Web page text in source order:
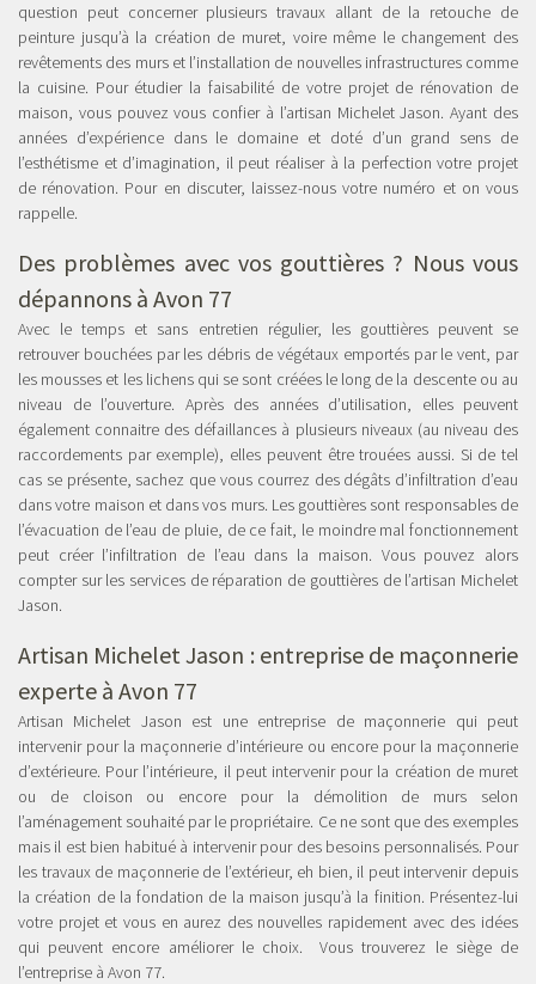
question peut concerner plusieurs travaux allant de la retouche de
peinture jusqu’à la création de muret, voire même le changement des
revêtements des murs et l’installation de nouvelles infrastructures comme
la cuisine. Pour étudier la faisabilité de votre projet de rénovation de
maison, vous pouvez vous confier à l’artisan Michelet Jason. Ayant des
années d’expérience dans le domaine et doté d’un grand sens de
l’esthétisme et d’imagination, il peut réaliser à la perfection votre projet
de rénovation. Pour en discuter, laissez-nous votre numéro et on vous
rappelle.
Des problèmes avec vos gouttières ? Nous vous
dépannons à Avon 77
Avec le temps et sans entretien régulier, les gouttières peuvent se
retrouver bouchées par les débris de végétaux emportés par le vent, par
les mousses et les lichens qui se sont créées le long de la descente ou au
niveau de l’ouverture. Après des années d’utilisation, elles peuvent
également connaitre des défaillances à plusieurs niveaux (au niveau des
raccordements par exemple), elles peuvent être trouées aussi. Si de tel
cas se présente, sachez que vous courrez des dégâts d’infiltration d’eau
dans votre maison et dans vos murs. Les gouttières sont responsables de
l’évacuation de l’eau de pluie, de ce fait, le moindre mal fonctionnement
peut créer l’infiltration de l’eau dans la maison. Vous pouvez alors
compter sur les services de réparation de gouttières de l’artisan Michelet
Jason.
Artisan Michelet Jason : entreprise de maçonnerie
experte à Avon 77
Artisan Michelet Jason est une entreprise de maçonnerie qui peut
intervenir pour la maçonnerie d’intérieure ou encore pour la maçonnerie
d’extérieure. Pour l’intérieure, il peut intervenir pour la création de muret
ou de cloison ou encore pour la démolition de murs selon
l’aménagement souhaité par le propriétaire. Ce ne sont que des exemples
mais il est bien habitué à intervenir pour des besoins personnalisés. Pour
les travaux de maçonnerie de l’extérieur, eh bien, il peut intervenir depuis
la création de la fondation de la maison jusqu’à la finition. Présentez-lui
votre projet et vous en aurez des nouvelles rapidement avec des idées
qui peuvent encore améliorer le choix. Vous trouverez le siège de
l’entreprise à Avon 77.